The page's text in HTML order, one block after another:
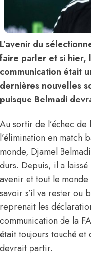
L’avenir du
faire parler et si hier,
communication était
dernières nouvelles
puisque Belmadi
Au sortir de l’échec
l’élimination en match
monde, Djamel
durs. Depuis, il a
avenir et tout le
savoir s’il va rester ou
reprenait les
communication de la
était toujours touché
devrait partir.